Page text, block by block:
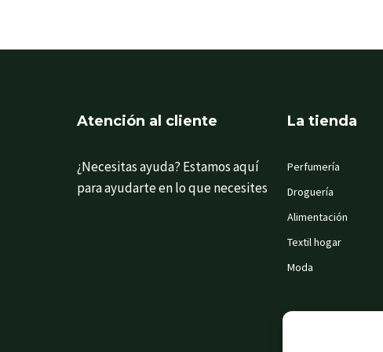
Atención al cliente
¿Necesitas ayuda? Estamos aquí
para ayudarte en lo que necesites
La tienda
Perfumería
Droguería
Alimentación
Textil hogar
Moda